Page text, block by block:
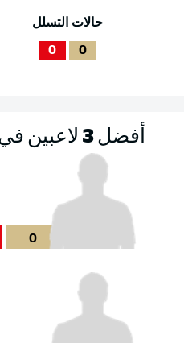
حالات التسلل
0
0
أفضل 3 لاعبين في لعبة FANTASY
0